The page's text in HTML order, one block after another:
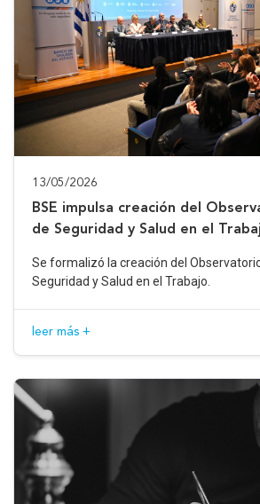
13/05/2026
BSE impulsa creación del
de Seguridad y Salud en el
Se formalizó la creación del
Seguridad y Salud en el Trabajo.
leer más +